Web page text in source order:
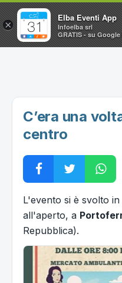
Home
Utilità
Vacanze all'Isola d'Elba
C’era una
centro
L'evento si è svolto in
all'aperto, a
Repubblica).
×
Elba Eventi App
Infoelba srl
GRATIS - su Google